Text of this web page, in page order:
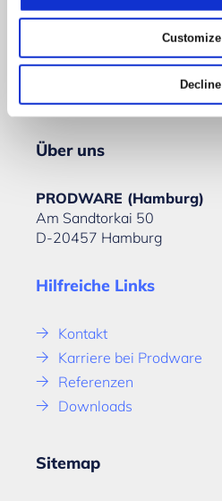
Customize
Decline
Über uns
PRODWARE (Hamburg)
Am Sandtorkai 50
D-20457 Hamburg
Hilfreiche Links
Kontakt
Karriere bei Prodware
Referenzen
Downloads
Sitemap